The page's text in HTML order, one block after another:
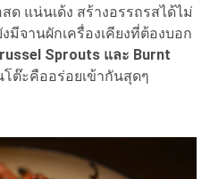
ด แน่นเด้ง สร้างอรรถรสได้ไม่
มีจานผักเครื่องเคียงที่ต้องบอก
Sprouts และ Burnt
ต๊ะคืออร่อยเข้ากันสุดๆ